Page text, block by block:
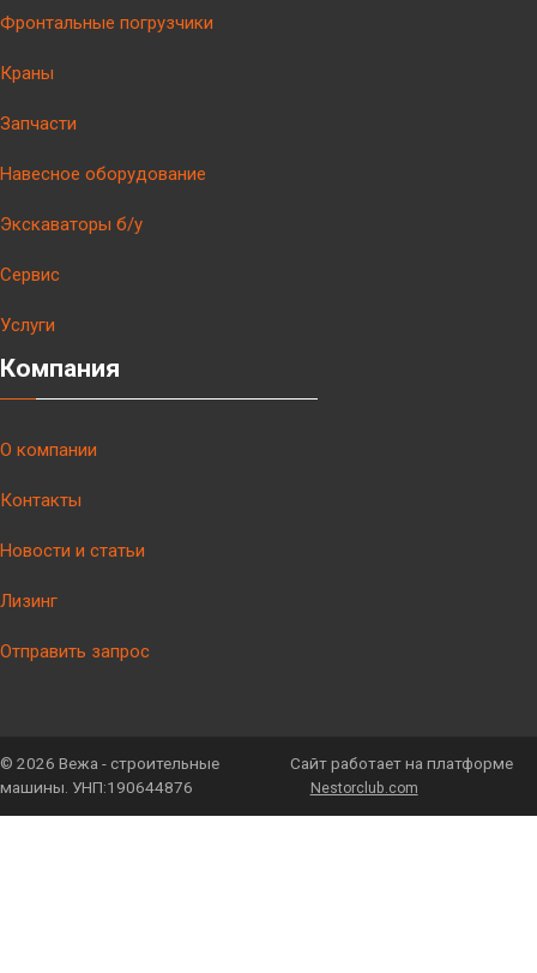
Фронтальные погрузчики
Краны
Запчасти
Навесное оборудование
Экскаваторы б/у
Сервис
Услуги
Компания
О компании
Контакты
Новости и статьи
Лизинг
Отправить запрос
© 2026 Вежа - строительные
машины. УНП:190644876
Сайт работает на платформе
Nestorclub.com